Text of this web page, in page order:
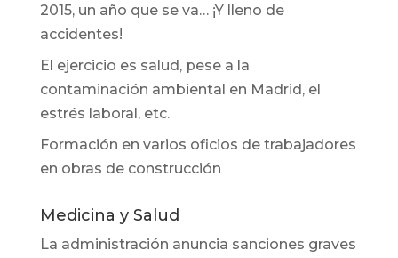
2015, un año que se va… ¡Y lleno de
accidentes!
El ejercicio es salud, pese a la
contaminación ambiental en Madrid, el
estrés laboral, etc.
Formación en varios oficios de trabajadores
en obras de construcción
Medicina y Salud
La administración anuncia sanciones graves